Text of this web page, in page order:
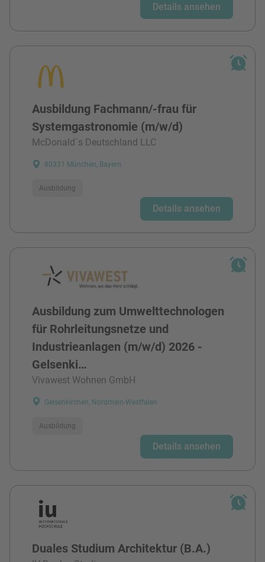
Details ansehen
Ausbildung Fachmann/-frau für
Systemgastronomie (m/w/d)
McDonald`s Deutschland LLC
80331 München, Bayern
Ausbildung
Details ansehen
Ausbildung zum Umwelttechnologen
für Rohrleitungsnetze und
Industrieanlagen (m/w/d) 2026 -
Gelsenki…
Vivawest Wohnen GmbH
Gelsenkirchen, Nordrhein-Westfalen
Ausbildung
Details ansehen
Duales Studium Architektur (B.A.)